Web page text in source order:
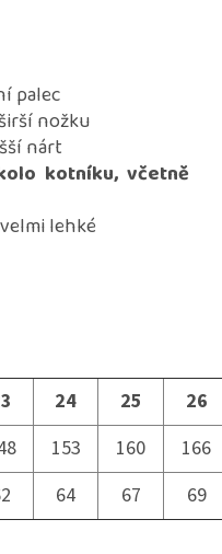
palec
nožku
nárt
kotníku, včetně
lehké
24 25
26
153 160
166
64 67 69